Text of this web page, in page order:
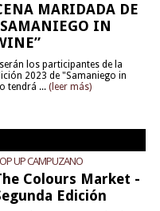
MARIDADA DE
IN
los participantes de la
2023 de "Samaniego in
tendrá ... (leer más)
UP CAMPUZANO
Colours Market -
Edición